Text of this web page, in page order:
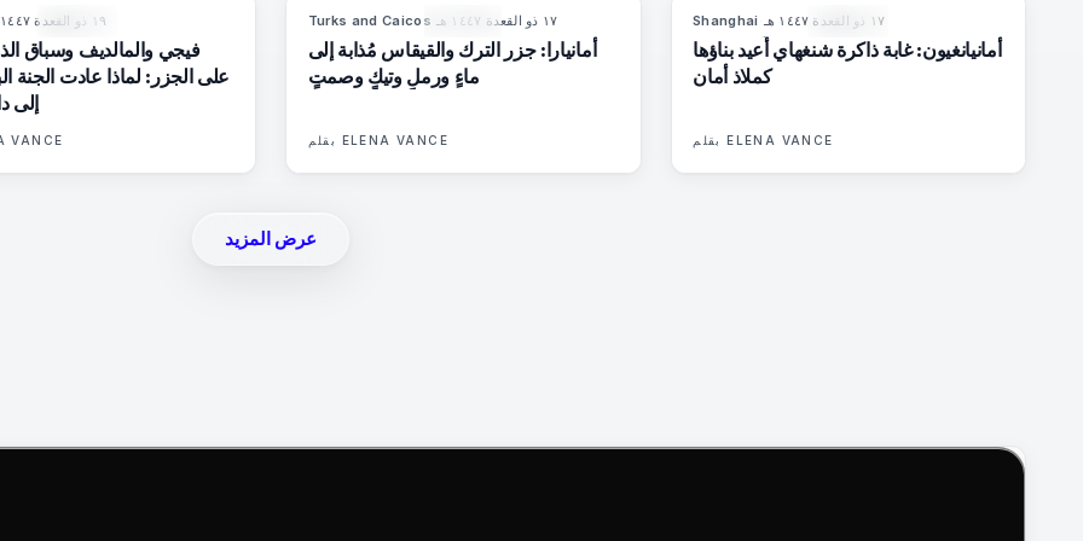
المجلة
١٩ ذو القعدة ١٤٤٧ هـ
فيجي والمالديف وسباق
على الجزر: لماذا عادت الجنة
إلى
VANCE
المجلة 96 %
Turks and Caicos ١٧ ذو القعدة ١٤٤٧ هـ
أمانيارا: جزر الترك والقيقاس مُذابة إلى
ماءٍ ورملٍ وتيكٍ وصمتٍ
بقلم ELENA VANCE
المجلة Shanghai ١٧ ذو القعدة ١٤٤٧ هـ
أمانيانغيون: غابة ذاكرة شنغهاي أُعيد بناؤها
كملاذ أمان
بقلم ELENA VANCE
عرض المزيد